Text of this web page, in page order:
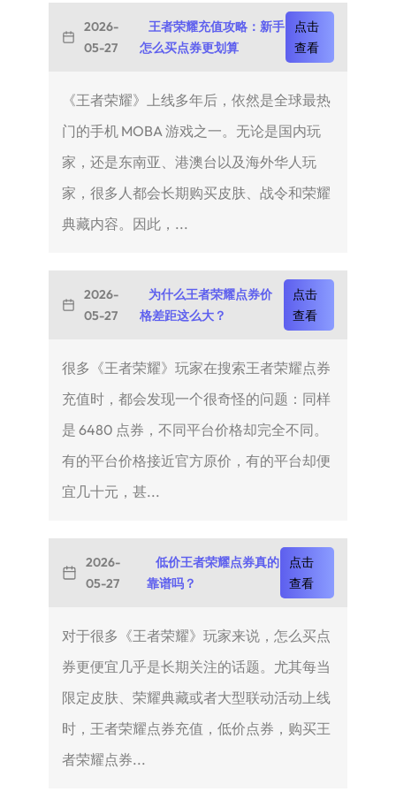
2026-
05-27
王者荣耀充值攻略：新手
怎么买点券更划算
点击
查看
《王者荣耀》上线多年后，依然是全球最热
门的手机 MOBA 游戏之一。无论是国内玩
家，还是东南亚、港澳台以及海外华人玩
家，很多人都会长期购买皮肤、战令和荣耀
典藏内容。因此，...
2026-
05-27
为什么王者荣耀点券价
格差距这么大？
点击
查看
很多《王者荣耀》玩家在搜索王者荣耀点券
充值时，都会发现一个很奇怪的问题：同样
是 6480 点券，不同平台价格却完全不同。
有的平台价格接近官方原价，有的平台却便
宜几十元，甚...
2026-
05-27
低价王者荣耀点券真的
靠谱吗？
点击
查看
对于很多《王者荣耀》玩家来说，怎么买点
券更便宜几乎是长期关注的话题。尤其每当
限定皮肤、荣耀典藏或者大型联动活动上线
时，王者荣耀点券充值，低价点券，购买王
者荣耀点券...